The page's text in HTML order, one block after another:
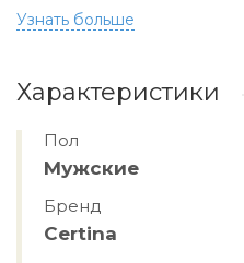
Узнать больше
Характеристики
Пол
Мужские
Бренд
Certina